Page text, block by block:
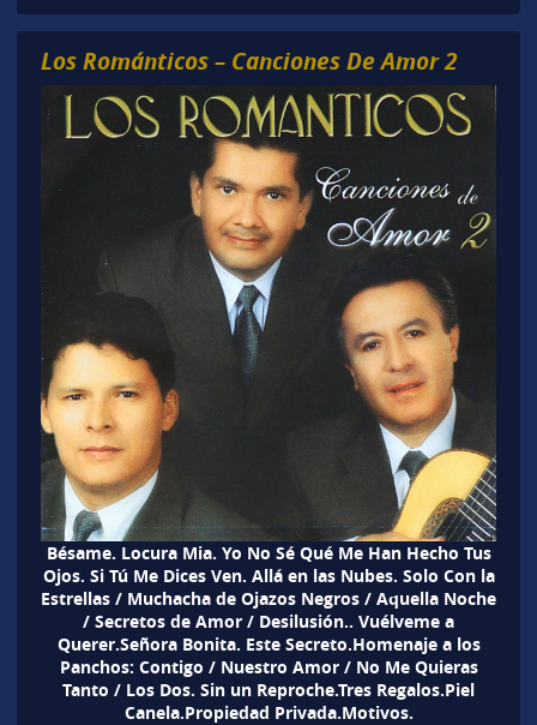
Los Románticos – Canciones De Amor 2
Bésame. Locura Mia. Yo No Sé Qué Me Han Hecho Tus
Ojos. Si Tú Me Dices Ven. Allá en las Nubes. Solo Con la
Estrellas / Muchacha de Ojazos Negros / Aquella Noche
/ Secretos de Amor / Desilusión.. Vuélveme a
Querer.Señora Bonita. Este Secreto.Homenaje a los
Panchos: Contigo / Nuestro Amor / No Me Quieras
Tanto / Los Dos. Sin un Reproche.Tres Regalos.Piel
Canela.Propiedad Privada.Motivos.